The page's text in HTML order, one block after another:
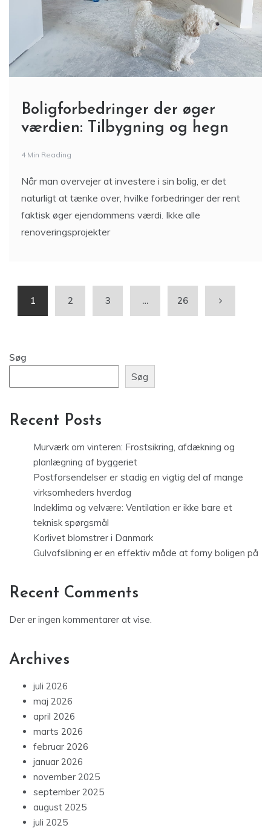
Boligforbedringer der øger
værdien: Tilbygning og hegn
4 Min Reading
Når man overvejer at investere i sin bolig, er det
naturligt at tænke over, hvilke forbedringer der rent
faktisk øger ejendommens værdi. Ikke alle
renoveringsprojekter
1 2 3 … 26
Søg
Søg
Recent Posts
Murværk om vinteren: Frostsikring, afdækning og
planlægning af byggeriet
Postforsendelser er stadig en vigtig del af mange
virksomheders hverdag
Indeklima og velvære: Ventilation er ikke bare et
teknisk spørgsmål
Korlivet blomstrer i Danmark
Gulvafslibning er en effektiv måde at forny boligen på
Recent Comments
Der er ingen kommentarer at vise.
Archives
juli 2026
maj 2026
april 2026
marts 2026
februar 2026
januar 2026
november 2025
september 2025
august 2025
juli 2025